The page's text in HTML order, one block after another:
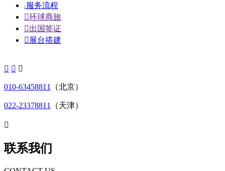
 服务流程
环球商旅
出国签证
 展台搭建
  
010-63458811 （北京）
022-23378811 （天津）

联系我们